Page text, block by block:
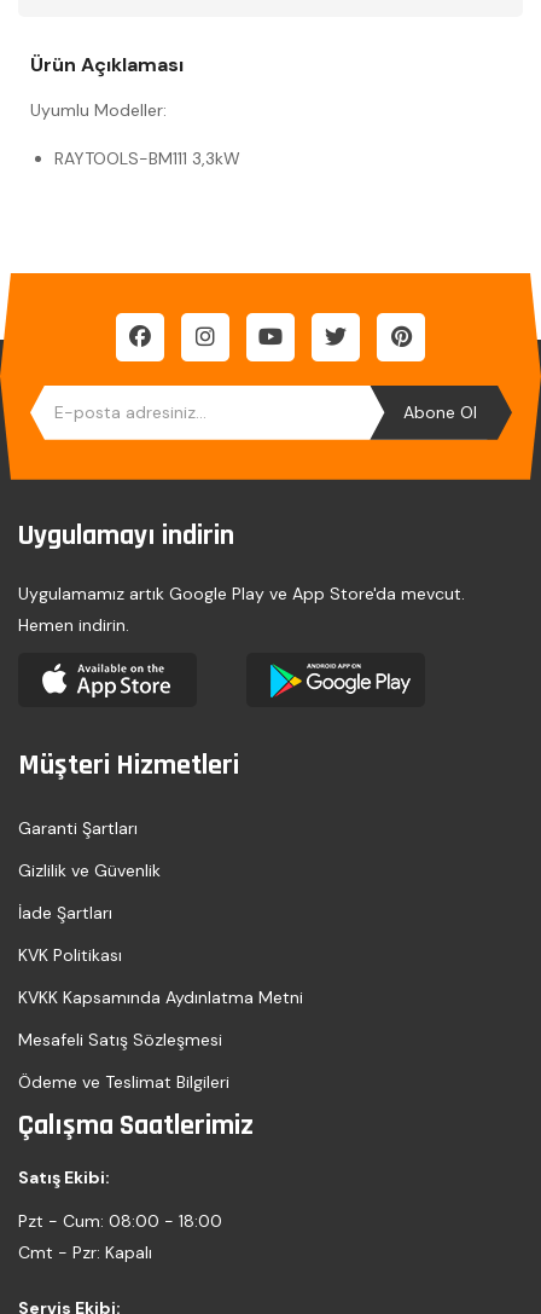
Ürün Açıklaması
Uyumlu Modeller:
RAYTOOLS-BM111 3,3kW
Abone Ol
Uygulamayı indirin
Uygulamamız artık Google Play ve App Store'da mevcut.
Hemen indirin.
Müşteri Hizmetleri
Garanti Şartları
Gizlilik ve Güvenlik
İade Şartları
KVK Politikası
KVKK Kapsamında Aydınlatma Metni
Mesafeli Satış Sözleşmesi
Ödeme ve Teslimat Bilgileri
Çalışma Saatlerimiz
Satış Ekibi:
Pzt - Cum: 08:00 - 18:00
Cmt - Pzr: Kapalı
Servis Ekibi: